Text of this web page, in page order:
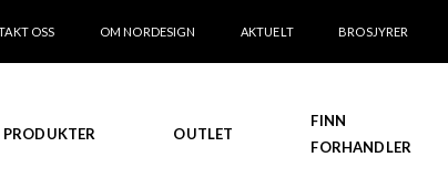
OSS OM NORDESIGN AKTUELT BROSJYRER
PRODUKTER OUTLET
FINN
FORHANDLER